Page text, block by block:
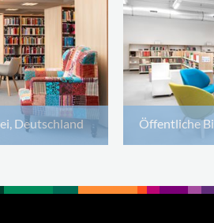
Deutschland Öffentliche